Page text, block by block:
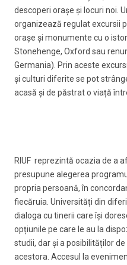
descoperi orașe și locuri noi.
organizează regulat excursii
orașe și monumente cu o
Stonehenge, Oxford sau
Germania). Prin aceste
și culturi diferite se pot
acasă și de păstrat o viață
RIUF reprezintă ocazia de a
presupune alegerea
propria persoană, în
fiecăruia. Universități din
dialoga cu tinerii care își
opțiunile pe care le au la
studii, dar și a posibilităților
acestora. Accesul la